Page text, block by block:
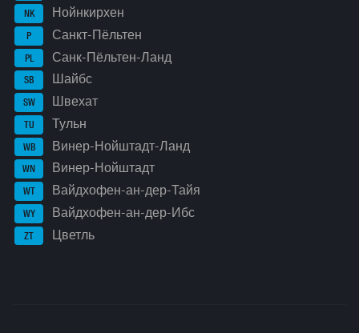
NK Нойнкирхен
P Санкт-Пёльтен
PL Санк-Пёльтен-Ланд
SB Шайбс
SW Швехат
TU Тульн
WB Винер-Нойштадт-Ланд
WN Винер-Нойштадт
WT Вайдхофен-ан-дер-Тайя
WY Вайдхофен-ан-дер-Ибс
ZT Цветль